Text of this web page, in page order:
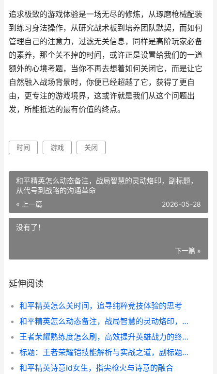
追求极致的游戏体验是一场无尽的修炼，从琢磨枪械配装
到练习身法操作，从研究战术板到培养团队默契，而如何
管理自己的注意力，过滤无关信息，同样是高阶玩家必备
的素养，那个关不掉的时间，或许正是设置给我们的一道
额外的心境考题，当你不再去想着如何关闭它，而是让它
自然融入战场背景时，你便已经超越了它，获得了更自
由，更专注的游戏境界，这或许就是我们从这个问题出
发，所能抵达的最有价值的终点。
时间 游戏 关闭
和平精英怎么动态备注，战局智慧的灵动烙印，副标题，
从代号到战略的沟通革命
« 上一篇 2026-05-28
没有了！
下一篇 »
延伸阅读
和平精英怎么关时间，追寻纯粹竞技体验的思考
和平精英怎么动态备注，战局智慧的灵动烙印，副标题，从代号到战略的沟通革命
王者荣耀熟练度怎么刷，高效提升英雄战力的终极指南
标题：王者荣耀铠技能解析与实战之道，副标题：破灭刃锋的杀戮艺术
和平精英诗意id女生，指尖枪火与诗意的融合